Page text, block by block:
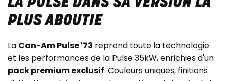
PLUS ABOUTIE
La Can-Am Pulse '73 reprend toute la technologie
et les performances de la Pulse 35kW, enrichies d'un
pack premium exclusif. Couleurs uniques, finitions